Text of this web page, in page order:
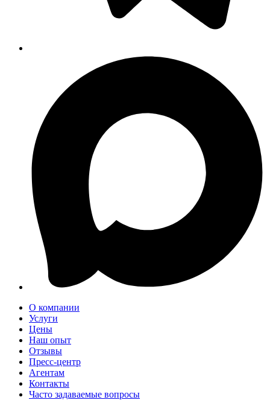
О компании
Услуги
Цены
Наш опыт
Отзывы
Пресс-центр
Агентам
Контакты
Часто задаваемые вопросы